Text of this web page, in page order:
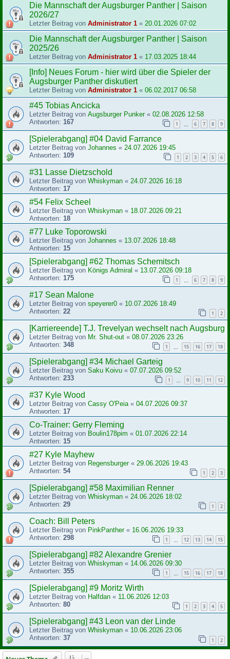
Die Mannschaft der Augsburger Panther | Saison
2026/27
Letzter Beitrag von Administrator 1 « 20.01.2026 07:02
Die Mannschaft der Augsburger Panther | Saison
2025/26
Letzter Beitrag von Administrator 1 « 17.03.2025 18:44
[Info] Neues Forum - hier wird über die Spieler der
Augsburger Panther diskutiert
Letzter Beitrag von Administrator 1 « 06.02.2017 06:58
#45 Tobias Ancicka
Letzter Beitrag von Augsburger Punker« 02.08.2026 12:58
Antworten: 167 1 6 7 8 9
[Spielerabgang] #04 David Farrance
Letzter Beitrag von Johannes « 24.07.2026 19:45
Antworten: 109 1 2 3 4 5 6
#31 Lasse Dietzschold
Letzter Beitrag von Whiskyman « 24.07.2026 16:18
Antworten: 17
#54 Felix Scheel
Letzter Beitrag von Whiskyman « 18.07.2026 09:21
Antworten: 18
#77 Luke Toporowski
Letzter Beitrag von Johannes « 13.07.2026 18:48
Antworten: 15
[Spielerabgang] #62 Thomas Schemitsch
Letzter Beitrag von Königs Admiral « 13.07.2026 09:18
Antworten: 175 1 6 7 8 9
#17 Sean Malone
Letzter Beitrag von speyerer0 « 10.07.2026 18:49
Antworten: 22 1 2
[Karriereende] T.J. Trevelyan wechselt nach Augsburg
Letzter Beitrag von Mr. Shut-out « 08.07.2026 23:26
Antworten: 348 1 15 16 17 18
[Spielerabgang] #34 Michael Garteig
Letzter Beitrag von Saku Koivu « 07.07.2026 09:52
Antworten: 233 1 9 10 11 12
#37 Kyle Wood
Letzter Beitrag von Cassy O'Peia « 04.07.2026 09:37
Antworten: 17
Co-Trainer: Gerry Fleming
Letzter Beitrag von Boulin178pim « 01.07.2026 22:14
Antworten: 15
#27 Kyle Mayhew
Letzter Beitrag von Regensburger« 29.06.2026 19:43
Antworten: 54 1 2 3
[Spielerabgang] #58 Maximilian Renner
Letzter Beitrag von Whiskyman « 24.06.2026 18:02
Antworten: 29 1 2
Coach: Bill Peters
Letzter Beitrag von PinkPanther« 16.06.2026 19:33
Antworten: 298 1 12 13 14 15
[Spielerabgang] #82 Alexandre Grenier
Letzter Beitrag von Whiskyman « 14.06.2026 09:30
Antworten: 355 1 15 16 17 18
[Spielerabgang] #9 Moritz Wirth
Letzter Beitrag von Halfdan « 11.06.2026 12:03
Antworten: 80 1 2 3 4 5
[Spielerabgang] #43 Leon van der Linde
Letzter Beitrag von Whiskyman « 10.06.2026 23:06
Antworten: 37 1 2